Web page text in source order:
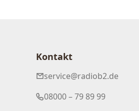
Kontakt
service@radiob2.de
08000 – 79 89 99